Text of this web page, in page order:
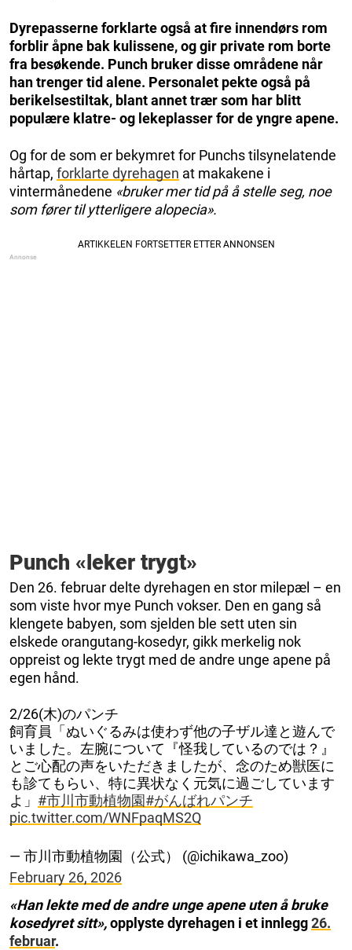
Dyrepasserne forklarte også at fire innendørs rom
forblir åpne bak kulissene, og gir private rom borte
fra besøkende. Punch bruker disse områdene når
han trenger tid alene. Personalet pekte også på
berikelsestiltak, blant annet trær som har blitt
populære klatre- og lekeplasser for de yngre apene.
Og for de som er bekymret for Punchs tilsynelatende
hårtap, forklarte dyrehagen at makakene i
vintermånedene «bruker mer tid på å stelle seg, noe
som fører til ytterligere alopecia».
Punch «leker trygt»
Den 26. februar delte dyrehagen en stor milepæl – en
som viste hvor mye Punch vokser. Den en gang så
klengete babyen, som sjelden ble sett uten sin
elskede orangutang-kosedyr, gikk merkelig nok
oppreist og lekte trygt med de andre unge apene på
egen hånd.
2/26(木)のパンチ
飼育員「ぬいぐるみは使わず他の子ザル達と遊んで
いました。左腕について『怪我しているのでは？』
とご心配の声をいただきましたが、念のため獣医に
も診てもらい、特に異状なく元気に過ごしています
よ」 #市川市動植物園#がんばれパンチ
pic.twitter.com/WNFpaqMS2Q
— 市川市動植物園（公式） (@ichikawa_zoo)
February 26, 2026
«Han lekte med de andre unge apene uten å bruke
kosedyret sitt»,opplyste dyrehagen i et innlegg26.
februar.